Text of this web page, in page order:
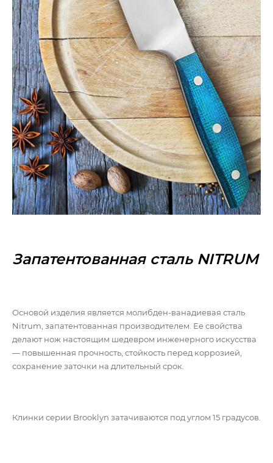
Запатентованная сталь NITRUM
Основой изделия является молибден-ванадиевая сталь
Nitrum, запатентованная производителем. Ее свойства
делают нож настоящим шедевром инженерного искусства
— повышенная прочность, стойкость перед коррозией,
сохранение заточки на длительный срок.
Клинки серии Brooklyn затачиваются под углом 15 градусов.